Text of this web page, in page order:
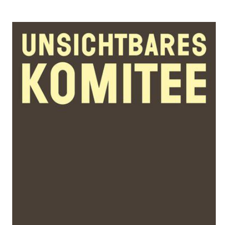
Zur Wunschliste hinzufügen
VonUnsichtbares Komitee